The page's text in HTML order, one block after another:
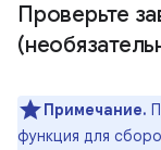
Проверьте
Примечание.
функция для